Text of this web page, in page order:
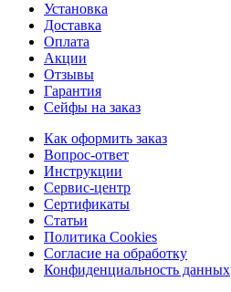
Установка
Доставка
Оплата
Акции
Отзывы
Гарантия
Сейфы на заказ
Как оформить заказ
Вопрос-ответ
Инструкции
Сервис-центр
Сертификаты
Статьи
Политика Cookies
Согласие на обработку
Конфиденциальность данных